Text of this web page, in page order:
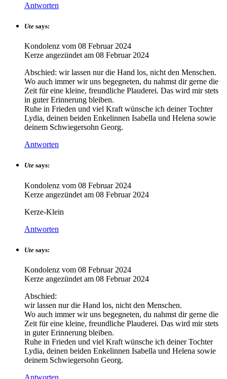
Antworten
Ute says:
Kondolenz vom 08 Februar 2024
Kerze angezündet am 08 Februar 2024
Abschied: wir lassen nur die Hand los, nicht den Menschen.
Wo auch immer wir uns begegneten, du nahmst dir gerne die
Zeit für eine kleine, freundliche Plauderei. Das wird mir stets
in guter Erinnerung bleiben.
Ruhe in Frieden und viel Kraft wünsche ich deiner Tochter
Lydia, deinen beiden Enkelinnen Isabella und Helena sowie
deinem Schwiegersohn Georg.
Antworten
Ute says:
Kondolenz vom 08 Februar 2024
Kerze angezündet am 08 Februar 2024
Kerze-Klein
Antworten
Ute says:
Kondolenz vom 08 Februar 2024
Kerze angezündet am 08 Februar 2024
Abschied:
wir lassen nur die Hand los, nicht den Menschen.
Wo auch immer wir uns begegneten, du nahmst dir gerne die
Zeit für eine kleine, freundliche Plauderei. Das wird mir stets
in guter Erinnerung bleiben.
Ruhe in Frieden und viel Kraft wünsche ich deiner Tochter
Lydia, deinen beiden Enkelinnen Isabella und Helena sowie
deinem Schwiegersohn Georg.
Antworten